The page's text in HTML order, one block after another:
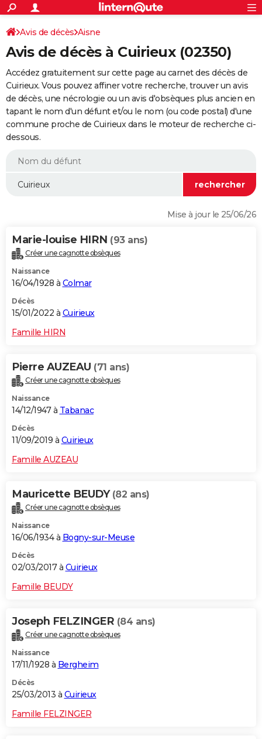
ACTUALITÉS
Politique
Société
Faits Divers
Education
Monde
Villes
+
SPORT
Coupe du monde 2026
Football
Tennis
Cyclisme
Rugby
Forum
Programme TV
TNT
Streaming
Cinéma
Sorties cinéma
Musique
+
FINANCE
Retraite
Epargne
Immobilier
Risques naturels par ville
Assurance
AUTO
Essais
Réserver un essai
Citadines
Berlines
SUV
Forum auto
+
HIGH-TECH
BRICOLAGE
WEEK-END
Alimentation
Guide de la santé
Maladies
Médicaments
Sommeil
VOYAGE
Destinations
City break
Voyage nature
Voyage de noces
Forum
Climat
+PHOTO
GUIDES D'ACHAT
Carte de Noël
Carte Bonne année
Carte Saint-Valentin
Carte Pâques
Carte d'anniversaire
DICTIONNAIRE
Dictionnaire
Biographies
Citations
Expressions
Proverbes
PROGRAMME TV
S'inscrire
Se connecter
Lycées
Collèges
Primaires
Universités
Entreprises
Service militaire
Avis de recherche
AVIS DE DÉCÈS
FORUM
Bricolage
Avis de décès Aisne
Avis de décès à Cuirieux (02350)
Accédez gratuitement sur cette page au carnet des décès de
Cuirieux. Vous pouvez affiner votre recherche, trouver un avis
de décès, une nécrologie ou un avis d'obsèques plus ancien en
tapant le nom d'un défunt et/ou le nom (ou code postal) d'une
commune proche de Cuirieux dans le moteur de recherche ci-
dessous.
Mise à jour le 25/06/26
Marie-louise HIRN (93 ans)
Créer une cagnotte obsèques
Naissance
16/04/1928 à Colmar
Décès
15/01/2022 à Cuirieux
Famille HIRN
Pierre AUZEAU (71 ans)
Créer une cagnotte obsèques
Naissance
14/12/1947 à Tabanac
Décès
11/09/2019 à Cuirieux
Famille AUZEAU
Mauricette BEUDY (82 ans)
Créer une cagnotte obsèques
Naissance
16/06/1934 à Bogny-sur-Meuse
Décès
02/03/2017 à Cuirieux
Famille BEUDY
Joseph FELZINGER (84 ans)
Créer une cagnotte obsèques
Naissance
17/11/1928 à Bergheim
Décès
25/03/2013 à Cuirieux
Famille FELZINGER